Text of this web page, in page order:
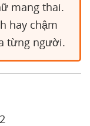
mang thai.
hay chậm
từng người.